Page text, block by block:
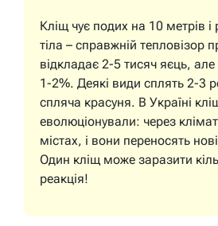
Кліщ чує подих на 10 метрів і
тіла – справжній тепловізор
відкладає 2-5 тисяч яєць,
1-2%. Деякі види сплять 2-3
спляча красуня. В Україні
еволюціонували: через
містах, і вони переносять
Один кліщ може заразити
реакція!